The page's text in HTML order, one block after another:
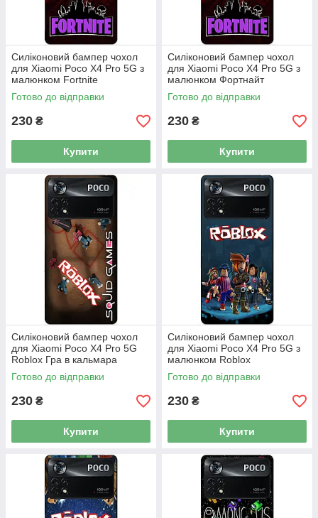
Силіконовий бампер чохол
для Xiaomi Poco X4 Pro 5G з
малюнком Fortnite
Готово до відправки
230 ₴
Купити
Силіконовий бампер чохол
для Xiaomi Poco X4 Pro 5G з
малюнком Фортнайт
Готово до відправки
230 ₴
Купити
Силіконовий бампер чохол
для Xiaomi Poco X4 Pro 5G
Roblox Гра в кальмара
Готово до відправки
230 ₴
Купити
Силіконовий бампер чохол
для Xiaomi Poco X4 Pro 5G з
малюнком Roblox
Готово до відправки
230 ₴
Купити